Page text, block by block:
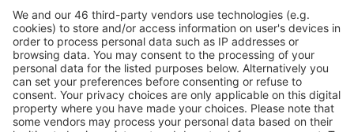
Mehr sparen
Attraktive Preise und Spezialangebote für eingeloggte
Benutzer.
Unterkünfte, die Sie mögen
Wählen Sie aus über 1,3 Millionen Unterkünften: Hotels,
Hütten, Apartments und andere.